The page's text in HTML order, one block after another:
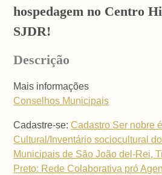
hospedagem no Centro
SJDR!
Descrição
Mais informações
Conselhos Municipais
Cadastre-se:Cadastro Ser nobre
Cultural/Inventário sociocultural
Municipais de São João del-Rei,
Preto: Rede Colaborativa pró